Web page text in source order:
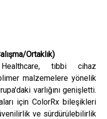
Ortaklık)
tıbbi cihaz
malzemelere yönelik
varlığını genişletti.
için ColorRx bileşikleri
ve sürdürülebilirlik